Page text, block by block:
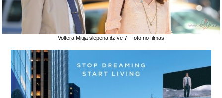
Voltera Mitija slepenā dzīve 7 - foto no filmas